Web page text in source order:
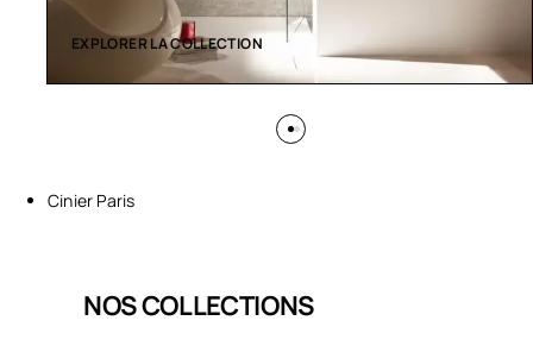
EXPLORER LA COLLECTION
Cinier Paris
NOS COLLECTIONS